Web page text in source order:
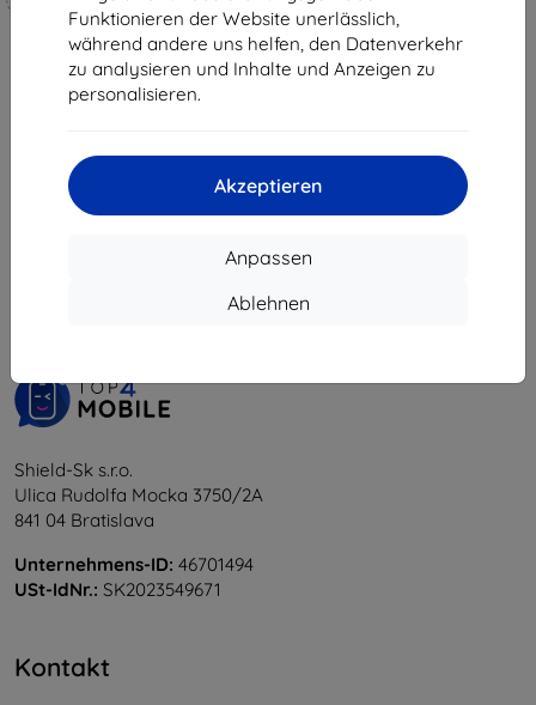
Funktionieren der Website unerlässlich,
während andere uns helfen, den Datenverkehr
zu analysieren und Inhalte und Anzeigen zu
personalisieren.
Akzeptieren
Anpassen
Ablehnen
hergestellt
19,90 €
17,91 €
9,81 €
Auf Lager > 5 Stk.
vom ganzen6.
Shield-Sk s.r.o.
Ulica Rudolfa Mocka 3750/2A
841 04 Bratislava
Unternehmens-ID: 46701494
USt-IdNr.: SK2023549671
Kontakt